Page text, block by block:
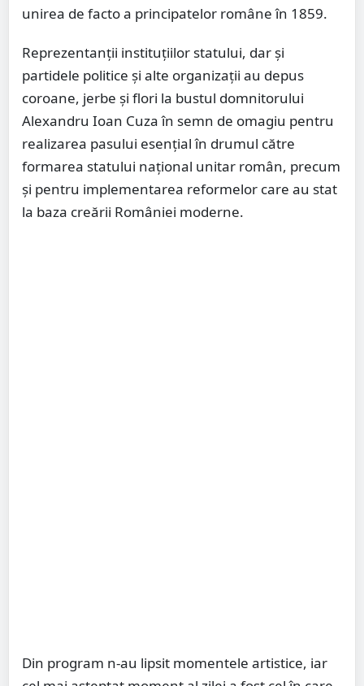
unirea de facto a principatelor române în 1859.
Reprezentanții instituțiilor statului, dar și
partidele politice și alte organizații au depus
coroane, jerbe și flori la bustul domnitorului
Alexandru Ioan Cuza în semn de omagiu pentru
realizarea pasului esențial în drumul către
formarea statului național unitar român, precum
și pentru implementarea reformelor care au stat
la baza creării României moderne.
Din program n-au lipsit momentele artistice, iar